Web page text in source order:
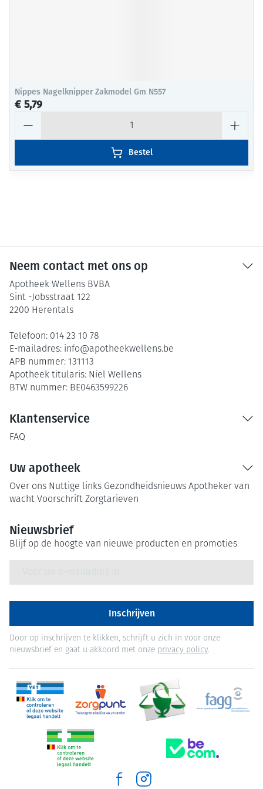
Nippes Nagelknipper Zakmodel Gm N557
€ 5,79
Bestel
Neem contact met ons op
Apotheek Wellens BVBA
Sint -Jobsstraat 122
2200 Herentals
Telefoon: 014 23 10 78
E-mailadres: info@apotheekwellens.be
APB nummer: 131113
Apotheek titularis: Niel Wellens
BTW nummer: BE0463599226
Klantenservice
FAQ
Uw apotheek
Over ons Nuttige links Gezondheidsnieuws Apotheker van
wacht Voorschrift Zorgtarieven
Nieuwsbrief
Blijf op de hoogte van nieuwe producten en promoties
Inschrijven
Door op inschrijven te klikken, schrijft u zich in voor onze
nieuwsbrief en gaat u akkoord met onze privacy policy.